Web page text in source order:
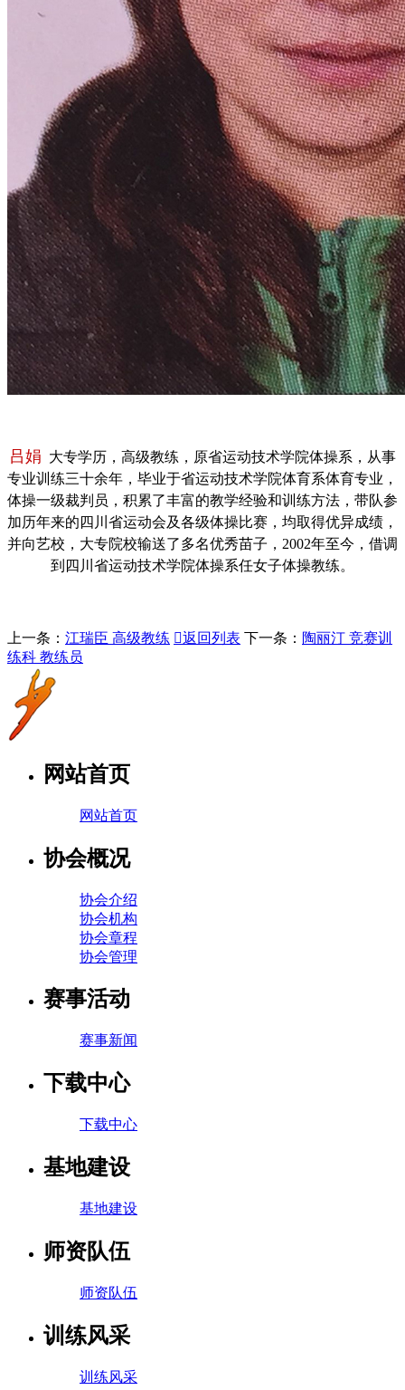
吕娟 大专学历，高级教练，原省运动技术学院体操系，从事
专业训练三十余年，毕业于省运动技术学院体育系体育专业，
体操一级裁判员，积累了丰富的教学经验和训练方法，带队参
加历年来的四川省运动会及各级体操比赛，均取得优异成绩，
并向艺校，大专院校输送了多名优秀苗子，2002年至今，借调
到四川省运动技术学院体操系任女子体操教练。
上一条： 江瑞臣 高级教练 返回列表 下一条： 陶丽汀 竞赛训
练科 教练员
网站首页
网站首页
协会概况
协会介绍
协会机构
协会章程
协会管理
赛事活动
赛事新闻
下载中心
下载中心
基地建设
基地建设
师资队伍
师资队伍
训练风采
训练风采